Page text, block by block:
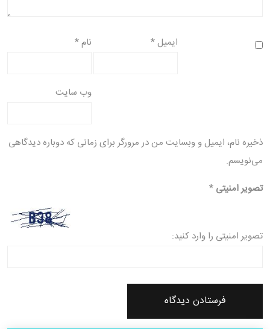
نام* ایمیل*
وب‌ سایت
ذخیره نام، ایمیل و وبسایت من در مرورگر برای زمانی که دوباره دیدگاهی
می‌نویسم.
تصویر امنیتی *
تصویر امنیتی را وارد کنید: